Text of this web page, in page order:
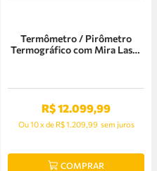
Termômetro / Pirômetro
Termográfico com Mira Laser
R$12.099,99
Ou10xde R$ 1.209,99 sem juros
COMPRAR